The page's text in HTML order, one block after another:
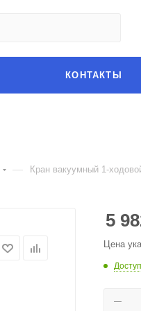
КОНТАКТЫ
— Кран вакуумный 1-
5
Цена